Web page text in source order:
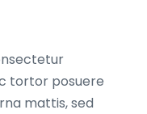
tortor posuere
mattis, sed